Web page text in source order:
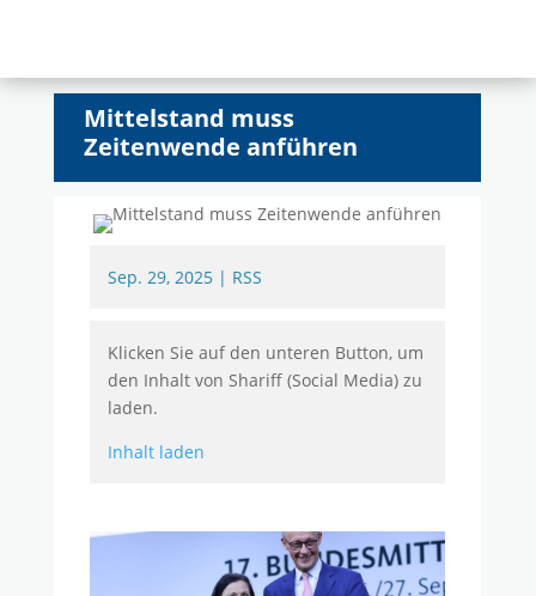
Mittelstand muss
Zeitenwende anführen
Sep. 29, 2025| RSS
Klicken Sie auf den unteren Button, um
den Inhalt von Shariff (Social Media) zu
laden.
Inhalt laden